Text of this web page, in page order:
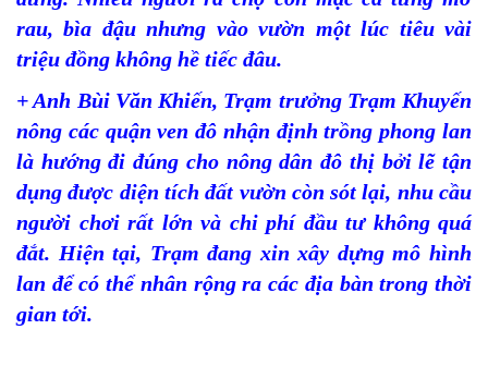
rau, bìa đậu nhưng vào vườn một lúc tiêu vài
triệu đồng không hề tiếc đâu.
+ Anh Bùi Văn Khiến, Trạm trưởng Trạm Khuyến
nông các quận ven đô nhận định trồng phong lan
là hướng đi đúng cho nông dân đô thị bởi lẽ tận
dụng được diện tích đất vườn còn sót lại, nhu cầu
người chơi rất lớn và chi phí đầu tư không quá
đắt. Hiện tại, Trạm đang xin xây dựng mô hình
lan để có thể nhân rộng ra các địa bàn trong thời
gian tới.